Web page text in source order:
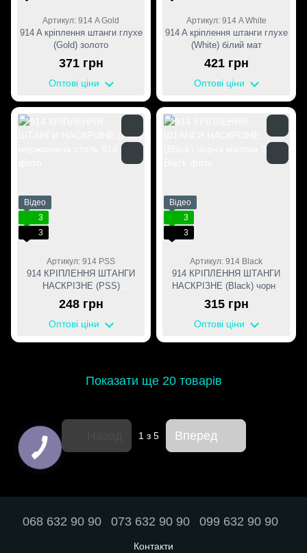
Артикул: 914 A Gold
914 A кріплення штанги глухе
(Gold) золото
371 грн
Оптові ціни
Артикул: 914 A White
914 A кріплення штанги глухе
(White) білий мат
421 грн
Оптові ціни
Відео
3
3
Артикул: 914 PSS
914 КРІПЛЕННЯ ШТАНГИ
НАСКРІЗНЕ (PSS)
нержавіюча сталь
248 грн
Оптові ціни
Відео
3
3
Артикул: 914 Black
914 КРІПЛЕННЯ ШТАНГИ
НАСКРІЗНЕ (Black) чорна
матова
315 грн
Оптові ціни
Показати ще 20 товарів
1з 5 Вперед
068 632 90 90 073 632 90 90 099 632 90 90
Контакти